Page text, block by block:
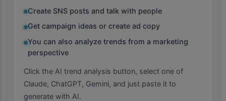
Create SNS posts and talk with people
Get campaign ideas or create ad copy
You can also analyze trends from a marketing
perspective
Click the AI trend analysis button, select one of
Claude, ChatGPT, Gemini, and just paste it to
generate with AI.